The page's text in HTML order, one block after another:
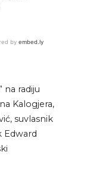
na radiju
Kalogjera,
suvlasnik
Edward